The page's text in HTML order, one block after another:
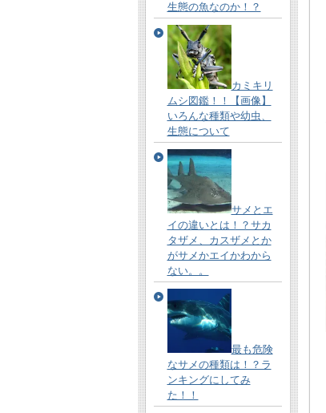
生態の魚なのか！？
カミキリ
ムシ図鑑！！【画像】
いろんな種類や幼虫、
生態について
サメとエ
イの違いとは！？サカ
タザメ、カスザメとか
がサメかエイかわから
ない。。
最も危険
なサメの種類は！？ラ
ンキングにしてみ
た！！